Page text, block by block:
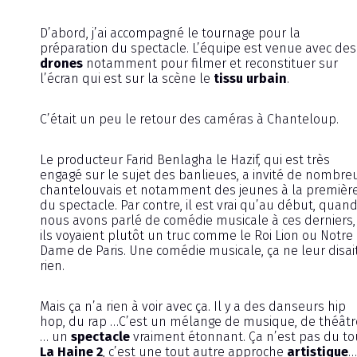
D’abord, j’ai accompagné le tournage pour la
préparation du spectacle. L’équipe est venue avec des
drones notamment pour filmer et reconstituer sur
l’écran qui est sur la scène le tissu urbain.
C’était un peu le retour des caméras à Chanteloup.
Le producteur Farid Benlagha le Hazif, qui est très
engagé sur le sujet des banlieues, a invité de
chantelouvais et notamment des jeunes à la
du spectacle. Par contre, il est vrai qu’au début, quand
nous avons parlé de comédie musicale à ces derniers,
ils voyaient plutôt un truc comme le Roi Lion ou Notre
Dame de Paris. Une comédie musicale, ça ne leur
rien.
Mais ça n’a rien à voir avec ça. Il y a des danseurs hip
hop, du rap …C’est un mélange de musique, de
… un spectacle vraiment étonnant. Ça n’est pas du
La Haine 2, c’est une tout autre approche artistique…